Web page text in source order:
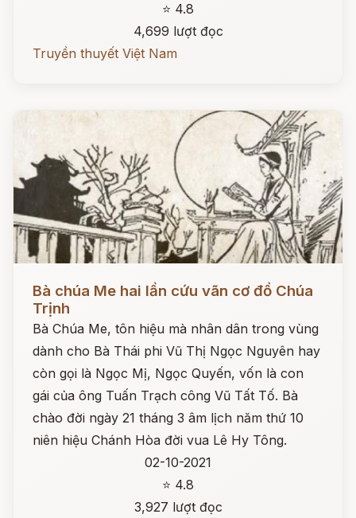
⭐ 4.8
4,699 lượt đọc
Truyền thuyết Việt Nam
Bà chúa Me hai lần cứu vãn cơ đồ Chúa
Trịnh
Bà Chúa Me, tôn hiệu mà nhân dân trong vùng
dành cho Bà Thái phi Vũ Thị Ngọc Nguyên hay
còn gọi là Ngọc Mị, Ngọc Quyến, vốn là con
gái của ông Tuấn Trạch công Vũ Tất Tố. Bà
chào đời ngày 21 tháng 3 âm lịch năm thứ 10
niên hiệu Chánh Hòa đời vua Lê Hy Tông.
02-10-2021
⭐ 4.8
3,927 lượt đọc